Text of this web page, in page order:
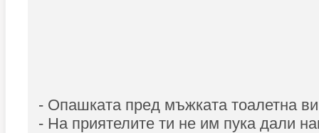
- Опашката пред мъжката тоалетна
- На приятелите ти не им пука дали